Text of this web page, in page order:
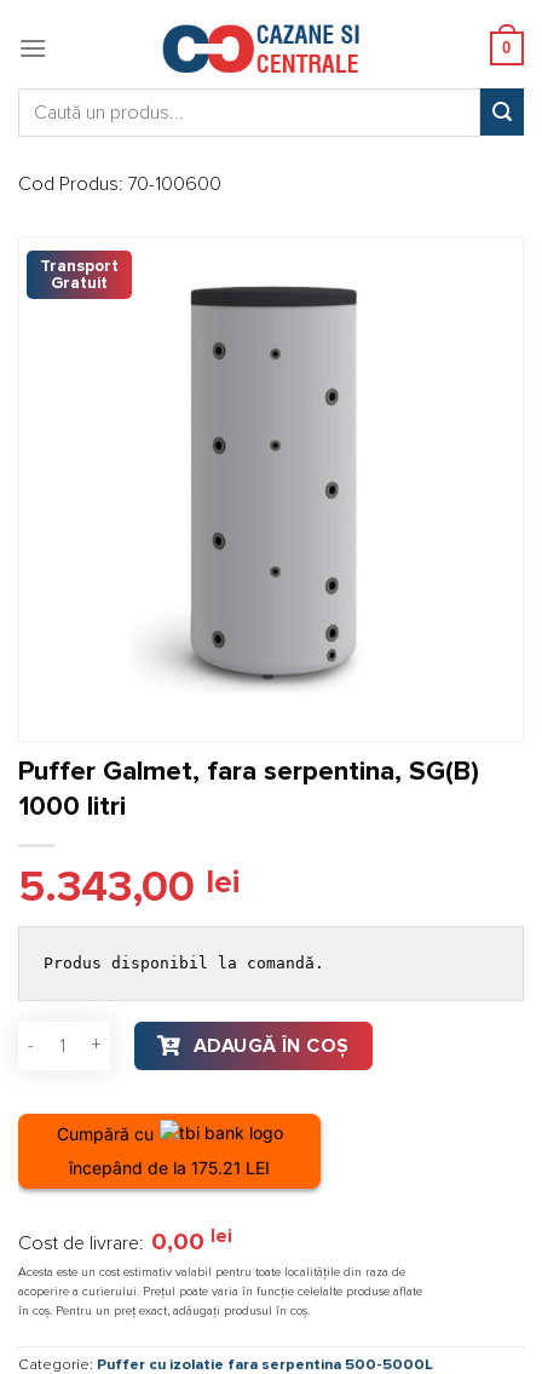
0
Cod Produs: 70-100600
Transport
Gratuit
Puffer Galmet, fara serpentina, SG(B)
1000 litri
5.343,00 lei
Produs disponibil la comandă.
Cantitate Puffer Galmet, fara serpentina, SG(B) 1000 litri
ADAUGĂ ÎN COȘ
Cumpără cu
începând de la 175.21 LEI
Cost de livrare: 0,00 lei
Acesta este un cost estimativ valabil pentru toate localitățile din raza de
acoperire a curierului. Prețul poate varia în funcție celelalte produse aflate
în coș. Pentru un preț exact, adăugați produsul în coș.
Categorie: Puffer cu izolatie fara serpentina 500-5000L